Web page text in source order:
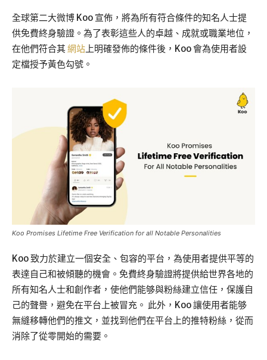
全球第二大微博 Koo 宣佈，將為所有符合條件的知名人士提
供免費終身驗證。為了表彰這些人的卓越、成就或職業地位，
在他們符合其網站上明確發佈的條件後，Koo 會為使用者設
定檔授予黃色勾號。
Koo Promises Lifetime Free Verification for all Notable Personalities
Koo 致力於建立一個安全、包容的平台，為使用者提供平等的
表達自己和被傾聽的機會。免費終身驗證將提供給世界各地的
所有知名人士和創作者，使他們能够與粉絲建立信任，保護自
己的聲譽，避免在平台上被冒充。 此外，Koo 讓使用者能够
無縫移轉他們的推文，並找到他們在平台上的推特粉絲，從而
消除了從零開始的需要。